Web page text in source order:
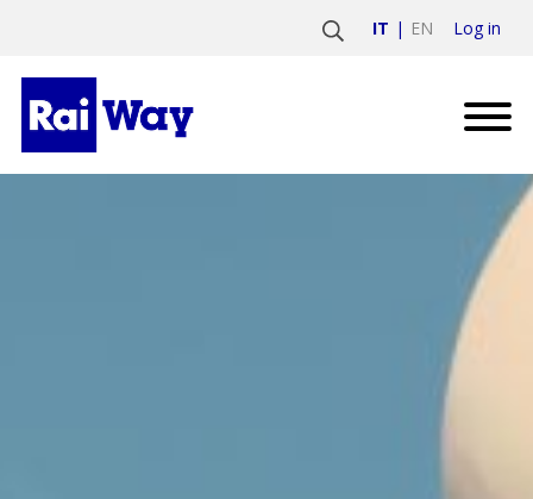
IT EN Log in